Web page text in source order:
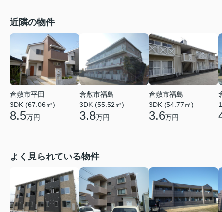
近隣の物件
倉敷市平田
3DK (67.06㎡)
8.5万円
倉敷市福島
3DK (55.52㎡)
3.8万円
倉敷市福島
3DK (54.77㎡)
3.6万円
よく見られている物件